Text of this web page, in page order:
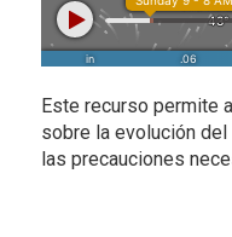
Este recurso permite
sobre la evolución
las precauciones